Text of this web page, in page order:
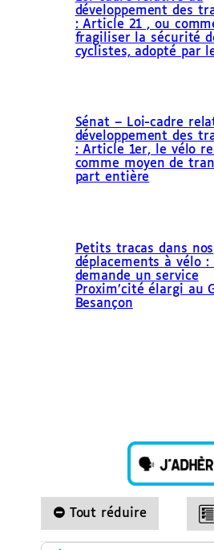
développement des
: Article 21 , ou
fragiliser la sécurité
cyclistes, adopté par
Sénat – Loi-cadre
développement des
: Article 1er, le vélo
comme moyen de
part entière
Petits tracas dans nos
déplacements à vélo :
demande un service
Proxim’cité élargi au
Besançon
Tout réduire